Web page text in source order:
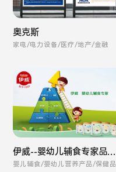
奥克斯
家电/电力设备/医疗/地产/金融
伊威--婴幼儿辅食专家品牌
全案
婴儿辅食/婴幼儿营养产品/保健品